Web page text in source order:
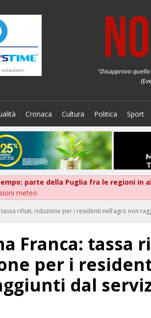
“Disapprovo
Cronaca Cultura Politica Sport
parte della Puglia fra le regioni in
meteo
tassa rifiuti, riduzione per i residenti nell’agro non
Franca: tassa
per i
dal